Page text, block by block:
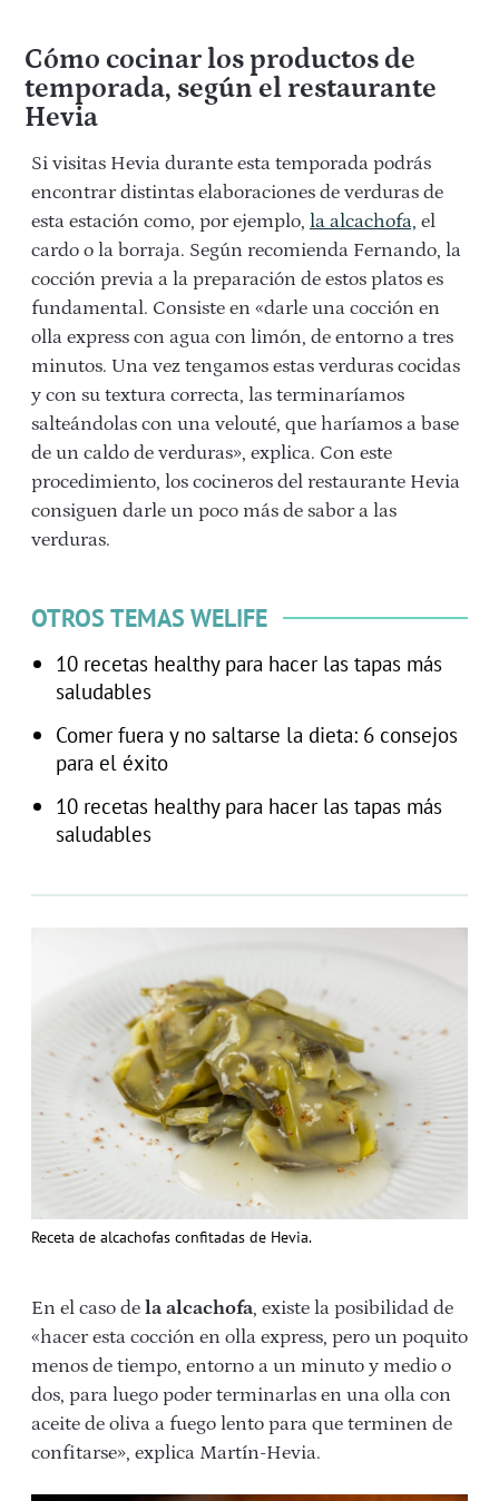
Cómo cocinar los productos de
temporada, según el restaurante
Hevia
Si visitas Hevia durante esta temporada podrás
encontrar distintas elaboraciones de verduras de
esta estación como, por ejemplo, la alcachofa, el
cardo o la borraja. Según recomienda Fernando, la
cocción previa a la preparación de estos platos es
fundamental. Consiste en «darle una cocción en
olla express con agua con limón, de entorno a tres
minutos. Una vez tengamos estas verduras cocidas
y con su textura correcta, las terminaríamos
salteándolas con una velouté, que haríamos a base
de un caldo de verduras», explica. Con este
procedimiento, los cocineros del restaurante Hevia
consiguen darle un poco más de sabor a las
verduras.
OTROS TEMAS WELIFE
10 recetas healthy para hacer las tapas más
saludables
Comer fuera y no saltarse la dieta: 6 consejos
para el éxito
10 recetas healthy para hacer las tapas más
saludables
Receta de alcachofas confitadas de Hevia.
En el caso de la alcachofa, existe la posibilidad de
«hacer esta cocción en olla express, pero un poquito
menos de tiempo, entorno a un minuto y medio o
dos, para luego poder terminarlas en una olla con
aceite de oliva a fuego lento para que terminen de
confitarse», explica Martín-Hevia.